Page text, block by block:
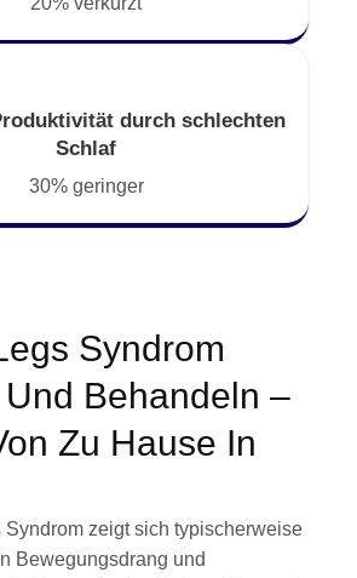
durch schlechten
Schlaf
30% geringer
Syndrom
Behandeln –
Zu Hause In
Syndrom zeigt sich typischerweise
Bewegungsdrang und